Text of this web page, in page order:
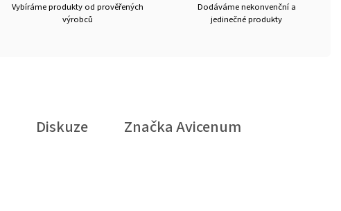
Vybíráme produkty od prověřených
výrobců
Dodáváme nekonvenční a
jedinečné produkty
Diskuze ZnačkaAvicenum